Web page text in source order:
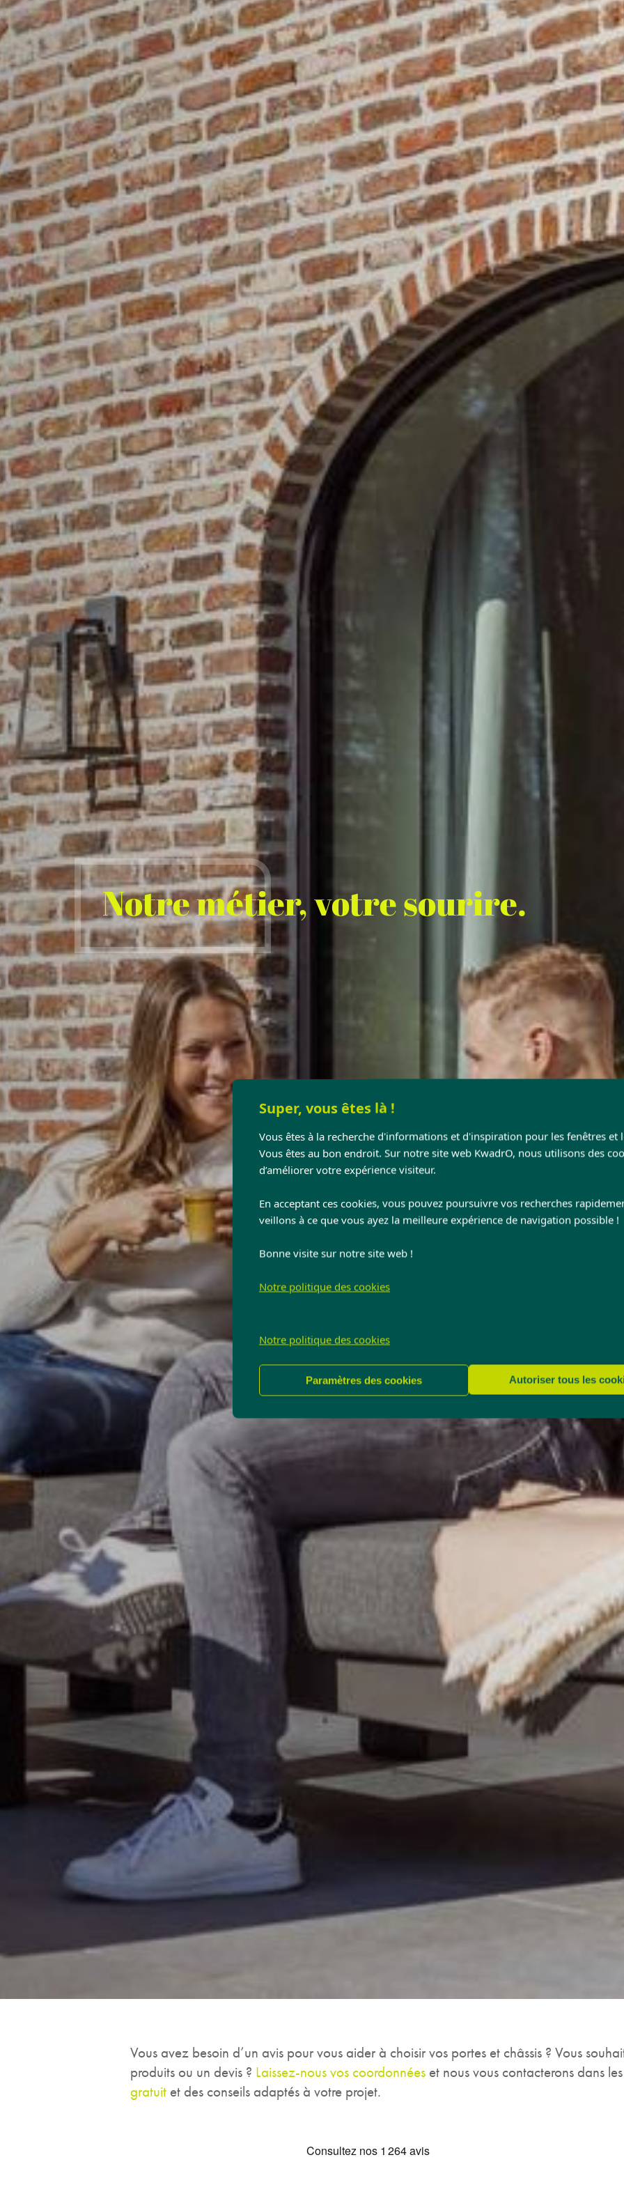
Super, vous êtes là !
Vous êtes à la recherche d'informations et d'inspiration pour les fenêtres et
Vous êtes au bon endroit. Sur notre site web KwadrO, nous utilisons des
d’améliorer votre expérience visiteur.
En acceptant ces cookies, vous pouvez poursuivre vos recherches
veillons à ce que vous ayez la meilleure expérience de navigation possible !
Bonne visite sur notre site web !
Notre politique des cookies
Notre politique des cookies
Paramètres des cookies Autoriser tous les
Notre métier, votre sourire.
Vous avez besoin d’un avis pour vous aider à choisir vos portes et châssis ? Vous
produits ou un devis ? Laissez-nous vos coordonnées et nous vous contacterons dans
gratuit et des conseils adaptés à votre projet.